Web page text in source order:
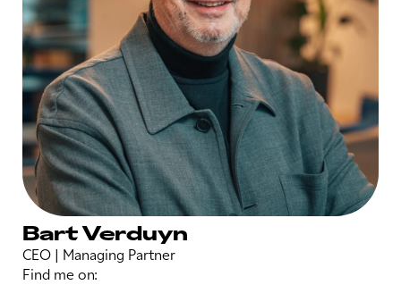
Bart Verduyn
CEO | Managing Partner
Find me on: